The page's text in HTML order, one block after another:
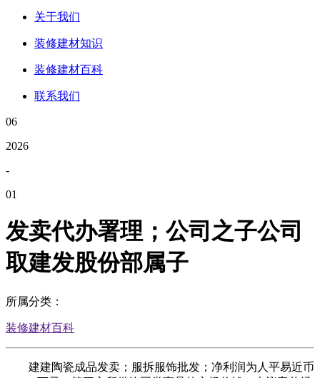
关于我们
装修建材知识
装修建材百科
联系我们
06
2026
-
01
发卖代办署理；公司之子公司
取建发股份部属子
所属分类：
装修建材百科
建建陶瓷成品发卖；服拆服饰批发；净利润为人平易近币